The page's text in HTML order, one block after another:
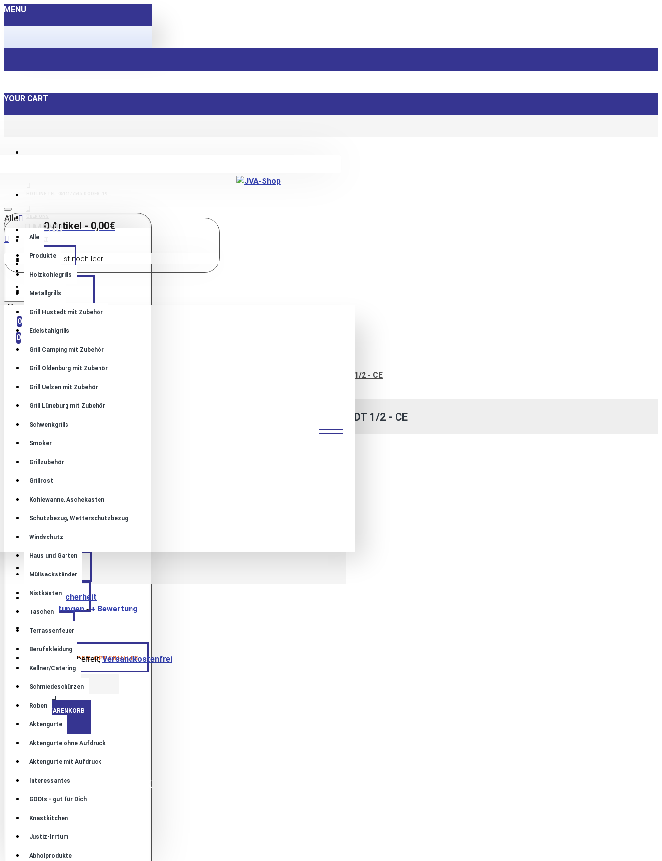
MENU
YOUR CART
KONTAKT
REGISTRIEREN
VERGLEICHEN
Alle
Alle
Produkte
Holzkohlegrills
Metallgrills
Grill Hustedt mit Zubehör
Edelstahlgrills
Grill Camping mit Zubehör
Grill Oldenburg mit Zubehör
Grill Uelzen mit Zubehör
Grill Lüneburg mit Zubehör
Schwenkgrills
Smoker
Grillzubehör
Grillrost
Kohlewanne, Aschekasten
Schutzbezug, Wetterschutzbezug
Windschutz
Haus und Garten
Müllsackständer
Nistkästen
Taschen
Terrassenfeuer
Berufskleidung
Kellner/Catering
Schmiedeschürzen
Roben
Aktengurte
Aktengurte ohne Aufdruck
Aktengurte mit Aufdruck
Interessantes
GODIs - gut für Dich
Knastkitchen
Justiz-Irrtum
Abholprodukte
0 Artikel - 0,00€
Warenkorb ist noch leer
MENU
HOME
PRODUKTE
KONTAKT
BLOG
AKTION DER OPFERHILFE
Menu
0
0
Grillblech HUSTEDT 1/2 - CE
GRILLBLECH HUSTEDT 1/2 - CE
Lieferzeit 2 Wochen
JVA Celle
Produktsicherheit
0 Bewertungen - + Bewertung
49,00€
Umsatzsteuerbefreit,Versandkostenfrei
+ WARENKORB
MEHR VON DIESER MARKE